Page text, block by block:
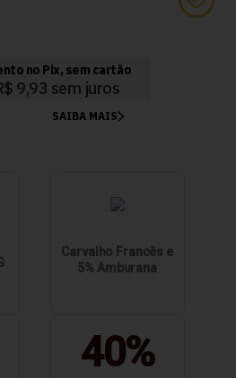
Carvalho Francês e
5% Amburana
40%